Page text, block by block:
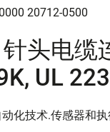
20712-0500
头电缆
UL
化技术.传感器和